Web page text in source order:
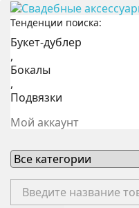
Тенденции поиска:
Букет-дублер
,
Бокалы
,
Подвязки
Мой аккаунт